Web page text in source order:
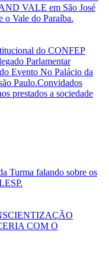
VALE em São José
o Vale do Paraíba.
do CONFEP
Parlamentar
Evento No Palácio da
Paulo.Convidados
prestados a sociedade
Turma falando sobre os
COM O